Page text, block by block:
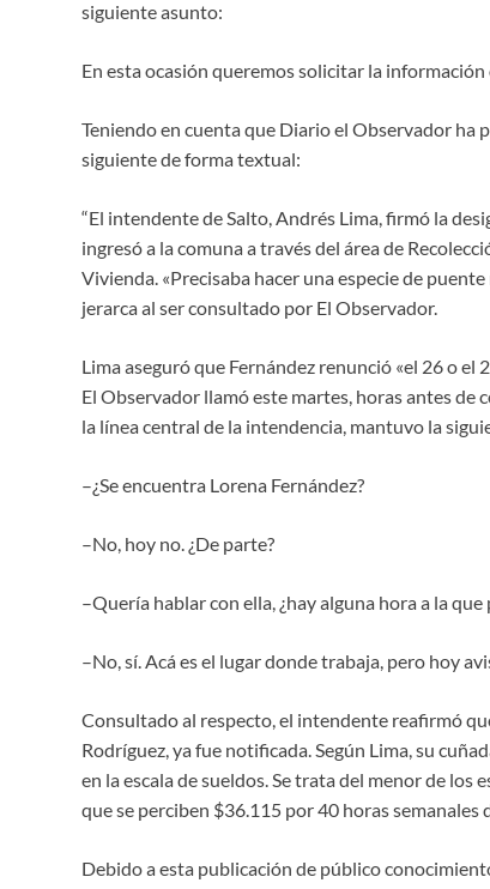
siguiente asunto:
En esta ocasión queremos solicitar la
Teniendo en cuenta que Diario el Observador ha
siguiente de forma textual:
“El intendente de Salto, Andrés Lima, firmó la
ingresó a la comuna a través del área de
Vivienda. «Precisaba hacer una especie de
jerarca al ser consultado por El Observador.
Lima aseguró que Fernández renunció «el 26 o
El Observador llamó este martes, horas antes de
la línea central de la intendencia, mantuvo la
–¿Se encuentra Lorena Fernández?
–No, hoy no. ¿De parte?
–Quería hablar con ella, ¿hay alguna hora a la que
–No, sí. Acá es el lugar donde trabaja, pero hoy
Consultado al respecto, el intendente reafirmó
Rodríguez, ya fue notificada. Según Lima, su
en la escala de sueldos. Se trata del menor de
que se perciben $36.115 por 40 horas semanales
Debido a esta publicación de público